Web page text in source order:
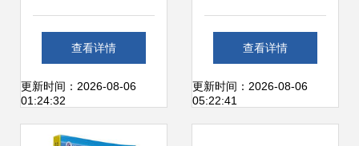
六种无线网络组网
架构讲解
查看详情
更新时间：2026-08-06
01:24:32
师考试冲刺策略
（新修订版）
查看详情
更新时间：2026-08-06
05:22:41